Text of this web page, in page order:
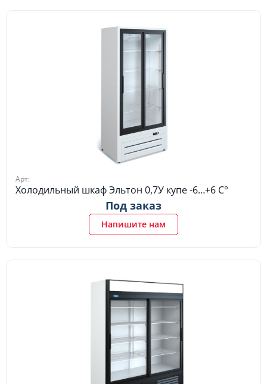
Арт:
Холодильный шкаф Эльтон 0,7У купе -6…+6 C°
Под заказ
Напишите нам